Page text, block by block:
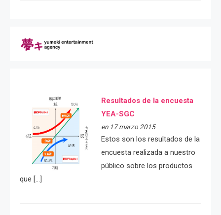
Resultados de la encuesta
YEA-SGC
en 17 marzo 2015
Estos son los resultados de la
encuesta realizada a nuestro
público sobre los productos
que […]